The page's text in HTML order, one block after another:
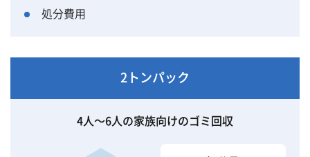
処分費用
2トンパック
4人〜6人の家族向けのゴミ回収